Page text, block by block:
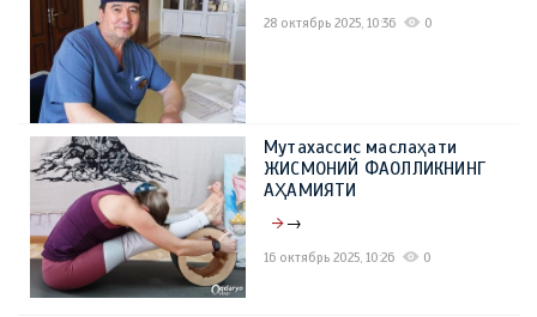
28 октябрь 2025, 10:36 0
Мутахассис маслаҳати
ЖИСМОНИЙ ФАОЛЛИКНИНГ
АҲАМИЯТИ
→
16 октябрь 2025, 10:26 0